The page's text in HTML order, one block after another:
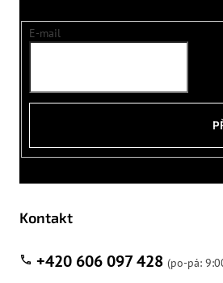
E-mail
Kontakt
+420 606 097 428